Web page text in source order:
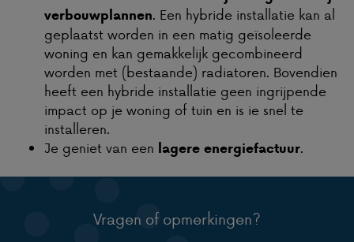
verbouwplannen. Een hybride installatie kan al
geplaatst worden in een matig geïsoleerde
woning en kan gemakkelijk gecombineerd
worden met (bestaande) radiatoren. Bovendien
heeft een hybride installatie geen ingrijpende
impact op je woning of tuin en is ie snel te
installeren.
Je geniet van een lagere energiefactuur.
Vragen of opmerkingen?